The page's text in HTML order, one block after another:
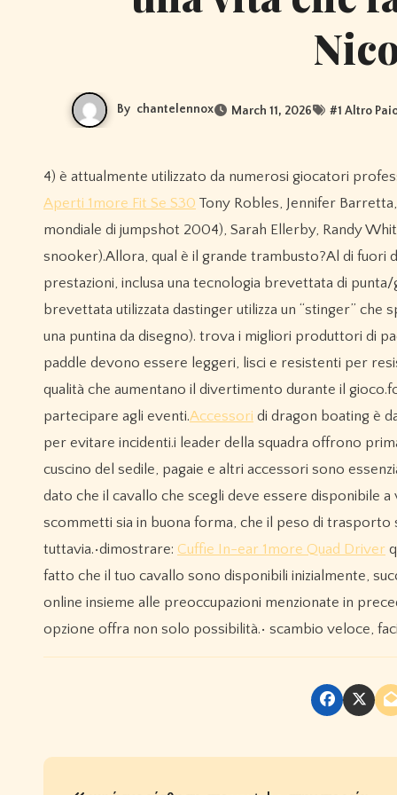
By chantelennox March 11, 2026 #1 Altro
4) è attualmente utilizzato da numerosi giocatori
Aperti 1more Fit Se S30 Tony Robles, Jennifer
mondiale di jumpshot 2004), Sarah Ellerby, Randy
snooker).Allora, qual è il grande trambusto?Al di fuori
prestazioni, inclusa una tecnologia brevettata di
brevettata utilizzata dastinger utilizza un “stinger”
una puntina da disegno). trova i migliori produttori di
paddle devono essere leggeri, lisci e resistenti per
qualità che aumentano il divertimento durante il
partecipare agli eventi.Accessori di dragon boating è
per evitare incidenti.i leader della squadra offrono
cuscino del sedile, pagaie e altri accessori sono
dato che il cavallo che scegli deve essere disponibile
scommetti sia in buona forma, che il peso di trasporto
tuttavia.•dimostrare: Cuffie In-ear 1more Quad Driver
fatto che il tuo cavallo sono disponibili inizialmente,
online insieme alle preoccupazioni menzionate in
opzione offra non solo possibilità.• scambio veloce,
P